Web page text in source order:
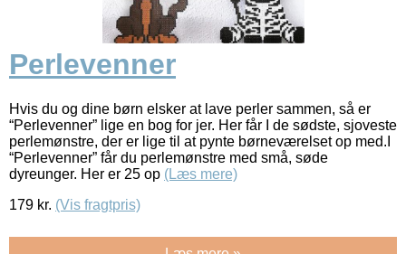
Perlevenner
Hvis du og dine børn elsker at lave perler sammen, så er
“Perlevenner” lige en bog for jer. Her får I de sødste, sjoveste
perlemønstre, der er lige til at pynte børneværelset op med.I
“Perlevenner” får du perlemønstre med små, søde
dyreunger. Her er 25 op (Læs mere)
179 kr. (Vis fragtpris)